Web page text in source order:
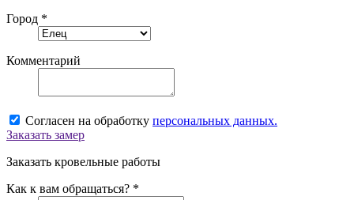
Город *
Комментарий
Согласен на обработку персональных данных.
Заказать замер
Заказать кровельные работы
Как к вам обращаться? *